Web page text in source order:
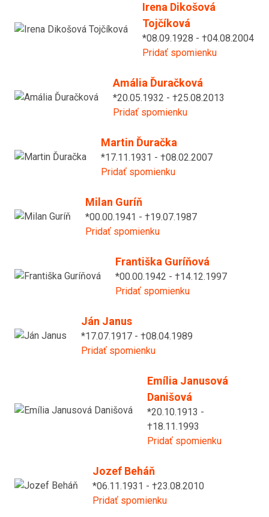
Irena Dikošová
Tojčíková
*08.09.1928 - †04.08.2004
Pridať spomienku
Amália Ďuračková
*20.05.1932 - †25.08.2013
Pridať spomienku
Martin Ďuračka
*17.11.1931 - †08.02.2007
Pridať spomienku
Milan Guríň
*00.00.1941 - †19.07.1987
Pridať spomienku
Františka Guríňová
*00.00.1942 - †14.12.1997
Pridať spomienku
Ján Janus
*17.07.1917 - †08.04.1989
Pridať spomienku
Emília Janusová
Danišová
*20.10.1913 -
†18.11.1993
Pridať spomienku
Jozef Beháň
*06.11.1931 - †23.08.2010
Pridať spomienku